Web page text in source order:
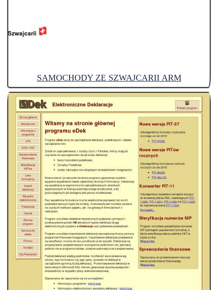
SAMOCHODY ZE SZWAJCARII ARM